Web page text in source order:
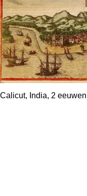
Calicut, India, 2